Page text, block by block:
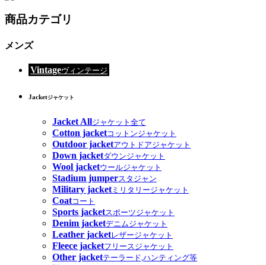
商品カテゴリ
メンズ
Vintageヴィンテージ
Jacketジャケット
Jacket Allジャケット全て
Cotton jacketコットンジャケット
Outdoor jacketアウトドアジャケット
Down jacketダウンジャケット
Wool jacketウールジャケット
Stadium jumperスタジャン
Military jacketミリタリージャケット
Coatコート
Sports jacketスポーツジャケット
Denim jacketデニムジャケット
Leather jacketレザージャケット
Fleece jacketフリースジャケット
Other jacketテーラード,ハンティング等